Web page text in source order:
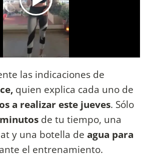
las indicaciones de
quien explica cada uno de
a realizar este jueves. Sólo
de tu tiempo, una
y una botella de agua para
el entrenamiento.